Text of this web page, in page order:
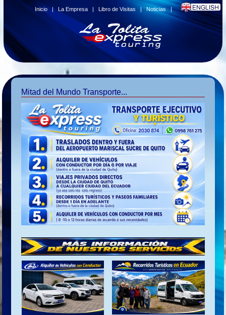
Inicio |La Empresa |Libro de Visitas |Noticias|
Mitad del Mundo Transporte...